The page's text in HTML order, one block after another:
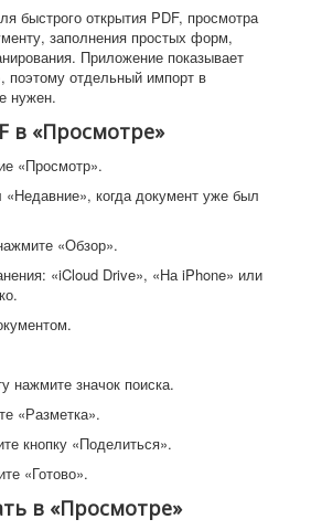
быстрого открытия PDF, просмотра
заполнения простых форм,
Приложение показывает
поэтому отдельный импорт в
нужен.
в «Просмотре»
«Просмотр».
«Недавние», когда документ уже был
«Обзор».
«iCloud Drive», «На iPhone» или
нажмите значок поиска.
«Разметка».
кнопку «Поделиться».
«Готово».
в «Просмотре»